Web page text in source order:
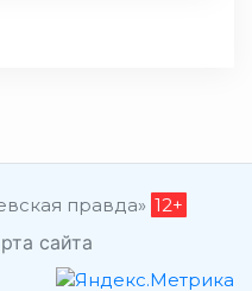
правда» 12+
сайта